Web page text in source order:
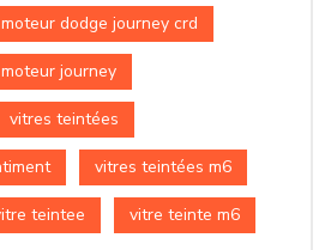
dodge journey crd
journey
vitres teintées
vitres teintées m6
teintee vitre teinte m6